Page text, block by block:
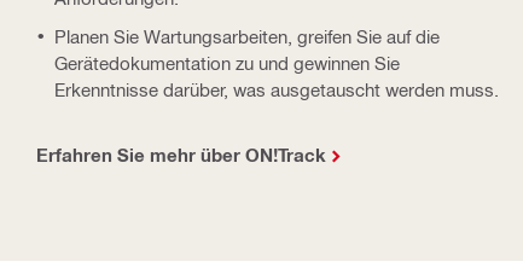
Planen Sie Wartungsarbeiten, greifen Sie auf die
Gerätedokumentation zu und gewinnen Sie
Erkenntnisse darüber, was ausgetauscht werden muss.
Erfahren Sie mehr über ON!Track